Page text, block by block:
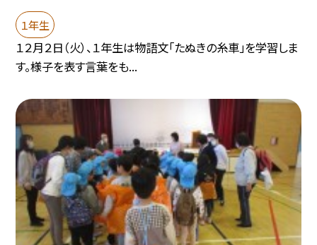
１年生
１２月２日（火）、１年生は物語文「たぬきの糸車」を学習しま
す。様子を表す言葉をも...